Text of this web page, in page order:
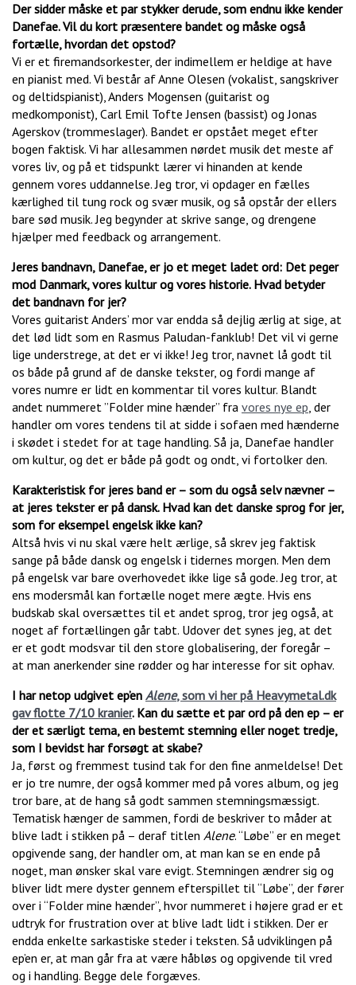
Der sidder måske et par stykker derude, som endnu ikke kender
Danefae. Vil du kort præsentere bandet og måske også
fortælle, hvordan det opstod?
Vi er et firemandsorkester, der indimellem er heldige at have
en pianist med. Vi består af Anne Olesen (vokalist, sangskriver
og deltidspianist), Anders Mogensen (guitarist og
medkomponist), Carl Emil Tofte Jensen (bassist) og Jonas
Agerskov (trommeslager). Bandet er opstået meget efter
bogen faktisk. Vi har allesammen nørdet musik det meste af
vores liv, og på et tidspunkt lærer vi hinanden at kende
gennem vores uddannelse. Jeg tror, vi opdager en fælles
kærlighed til tung rock og svær musik, og så opstår der ellers
bare sød musik. Jeg begynder at skrive sange, og drengene
hjælper med feedback og arrangement.
Jeres bandnavn, Danefae, er jo et meget ladet ord: Det peger
mod Danmark, vores kultur og vores historie. Hvad betyder
det bandnavn for jer?
Vores guitarist Anders’ mor var endda så dejlig ærlig at sige, at
det lød lidt som en Rasmus Paludan-fanklub! Det vil vi gerne
lige understrege, at det er vi ikke! Jeg tror, navnet lå godt til
os både på grund af de danske tekster, og fordi mange af
vores numre er lidt en kommentar til vores kultur. Blandt
andet nummeret ”Folder mine hænder” fra vores nye ep, der
handler om vores tendens til at sidde i sofaen med hænderne
i skødet i stedet for at tage handling. Så ja, Danefae handler
om kultur, og det er både på godt og ondt, vi fortolker den.
Karakteristisk for jeres band er – som du også selv nævner –
at jeres tekster er på dansk. Hvad kan det danske sprog for jer,
som for eksempel engelsk ikke kan?
Altså hvis vi nu skal være helt ærlige, så skrev jeg faktisk
sange på både dansk og engelsk i tidernes morgen. Men dem
på engelsk var bare overhovedet ikke lige så gode. Jeg tror, at
ens modersmål kan fortælle noget mere ægte. Hvis ens
budskab skal oversættes til et andet sprog, tror jeg også, at
noget af fortællingen går tabt. Udover det synes jeg, at det
er et godt modsvar til den store globalisering, der foregår –
at man anerkender sine rødder og har interesse for sit ophav.
I har netop udgivet ep’en Alene, som vi her på Heavymetal.dk
gav flotte 7/10 kranier. Kan du sætte et par ord på den ep – er
der et særligt tema, en bestemt stemning eller noget tredje,
som I bevidst har forsøgt at skabe?
Ja, først og fremmest tusind tak for den fine anmeldelse! Det
er jo tre numre, der også kommer med på vores album, og jeg
tror bare, at de hang så godt sammen stemningsmæssigt.
Tematisk hænger de sammen, fordi de beskriver to måder at
blive ladt i stikken på – deraf titlen Alene. “Løbe” er en meget
opgivende sang, der handler om, at man kan se en ende på
noget, man ønsker skal vare evigt. Stemningen ændrer sig og
bliver lidt mere dyster gennem efterspillet til “Løbe”, der fører
over i “Folder mine hænder”, hvor nummeret i højere grad er et
udtryk for frustration over at blive ladt lidt i stikken. Der er
endda enkelte sarkastiske steder i teksten. Så udviklingen på
ep’en er, at man går fra at være håbløs og opgivende til vred
og i handling. Begge dele forgæves.